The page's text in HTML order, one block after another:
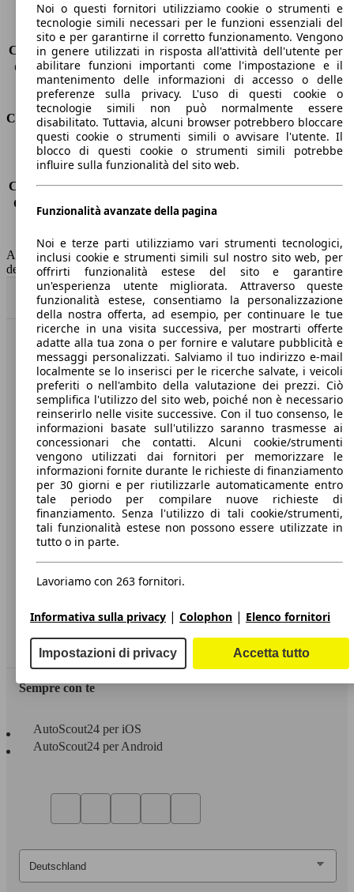
Sedili
7
Carico sul tetto
-
Capacità di traino (senza freni) -
Capacità di traino (con freni)
1100 kg
Volume del bagagliaio
597 - 983 l
Consumi
Emissioni di CO2*
112 g/km (komb.)
Consumo (urbano)
4.5 l/100km
Consumo (extra-urbano) 4.1 l/100km
Consumo (combinato)*
4.3 l/100km
Capacità del serbatoio
53 l
AutoScout24 non si assume alcuna responsabilità per la correttezza
dei dati.
Torna su
Benvenuti su AutoScout24, il mercato auto europeo.
Società
A proposito di AutoScout24
Stampa
Media
Condizioni generali
Informazioni
Privacy
Dichiarazione di Accessibilità
Servizi
Area rivenditori
Sempre con te
AutoScout24 per iOS
AutoScout24 per Android
Noi o questi fornitori utilizziamo cookie o strumenti e
tecnologie simili necessari per le funzioni essenziali del
sito e per garantirne il corretto funzionamento. Vengono
in genere utilizzati in risposta all'attività dell'utente per
abilitare funzioni importanti come l'impostazione e il
mantenimento delle informazioni di accesso o delle
preferenze sulla privacy. L'uso di questi cookie o
tecnologie simili non può normalmente essere
disabilitato. Tuttavia, alcuni browser potrebbero bloccare
questi cookie o strumenti simili o avvisare l'utente. Il
blocco di questi cookie o strumenti simili potrebbe
influire sulla funzionalità del sito web.
Funzionalità avanzate della pagina
Noi e terze parti utilizziamo vari strumenti tecnologici,
inclusi cookie e strumenti simili sul nostro sito web, per
offrirti funzionalità estese del sito e garantire
un'esperienza utente migliorata. Attraverso queste
funzionalità estese, consentiamo la personalizzazione
della nostra offerta, ad esempio, per continuare le tue
ricerche in una visita successiva, per mostrarti offerte
adatte alla tua zona o per fornire e valutare pubblicità e
messaggi personalizzati. Salviamo il tuo indirizzo e-mail
localmente se lo inserisci per le ricerche salvate, i veicoli
preferiti o nell'ambito della valutazione dei prezzi. Ciò
semplifica l'utilizzo del sito web, poiché non è necessario
reinserirlo nelle visite successive. Con il tuo consenso, le
informazioni basate sull'utilizzo saranno trasmesse ai
concessionari che contatti. Alcuni cookie/strumenti
vengono utilizzati dai fornitori per memorizzare le
informazioni fornite durante le richieste di finanziamento
per 30 giorni e per riutilizzarle automaticamente entro
tale periodo per compilare nuove richieste di
finanziamento. Senza l'utilizzo di tali cookie/strumenti,
tali funzionalità estese non possono essere utilizzate in
tutto o in parte.
Lavoriamo con 263 fornitori.
Informativa sulla privacy | Colophon | Elenco fornitori
Impostazioni di privacy Accetta tutto